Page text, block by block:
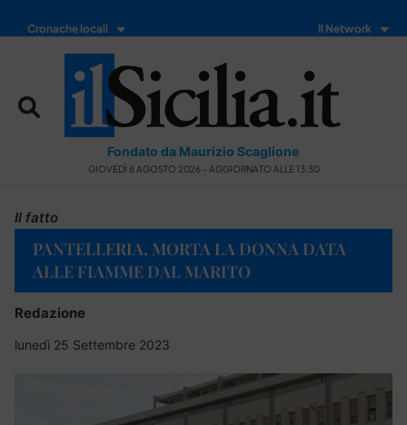
Cronache locali Il Network
Fondato da Maurizio Scaglione
GIOVEDÌ 6 AGOSTO 2026 - AGGIORNATO ALLE 13:30
Il fatto
PANTELLERIA, MORTA LA DONNA DATA
ALLE FIAMME DAL MARITO
Redazione
lunedì 25 Settembre 2023